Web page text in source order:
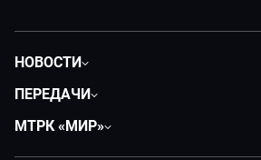
НОВОСТИ
Экономика
ПЕРЕДАЧИ
МТРК «МИР»